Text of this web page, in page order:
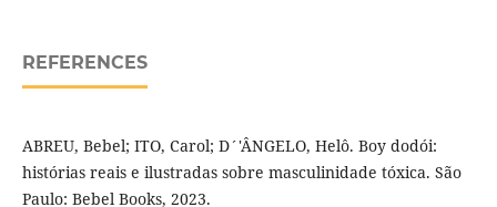
REFERENCES
ABREU, Bebel; ITO, Carol; D´'ÂNGELO, Helô. Boy dodói:
histórias reais e ilustradas sobre masculinidade tóxica. São
Paulo: Bebel Books, 2023.